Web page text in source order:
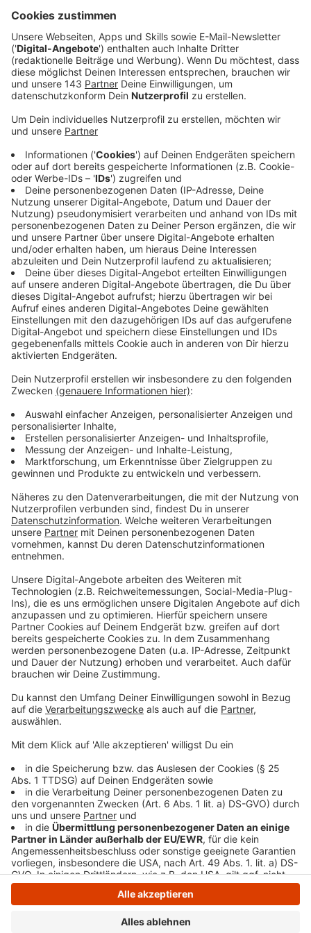
Anzeige
Wir benötigen Ihre
Video-Service zu laden!
Wir verwenden einen Service eines
Drittanbieters, um Videoinhalte
einzubetten. Dieser Service kann
Daten zu Ihren Aktivitäten
sammeln. Bitte lesen Sie die
Details durch und stimmen Sie der
Nutzung des Service zu, um dieses
Video anzusehen.
Mehr Informationen
Akzeptieren
powered by
Harry Styles - Adore You (Official Video)
Anzeige
Harry Styles erstes, nach ihm selbst benanntes Album
war bereits ein riesen Erfolg. Die erste Single "
the Times" bekam bei uns Gold, in den USA sogar
Doppel-Platin. Trotz allem hat er seine Liebe zu seiner
alten Band nicht komplett abgelegt. Als er von Ellen
DeGeneres nach seinem "Guilty Pleasure" gefragt wird,
Anzeige
Auf Welttour
Anzeige
Mit dem neuen Album und jeder Menge Songs ist
Harry Styles ab April 2020 auf Tour durch die ganze
Welt. Schon am 27. Mai habt ihr die Chance ihn in Köln
zu sehen. Weitere Termine führen ihn dann auch nach
Nord- und zum Schluss nach Südamerika. Besonders
auf Südamerika freut er sich schon.
Anzeige
Anzeige